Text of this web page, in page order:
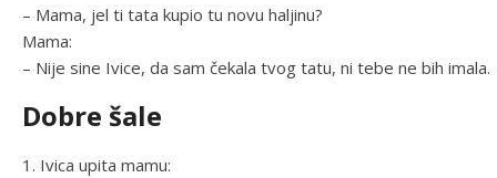
– Mama, jel ti tata kupio tu novu haljinu?
Mama:
– Nije sine Ivice, da sam čekala tvog tatu, ni tebe ne bih imala.
Dobre šale
1. Ivica upita mamu: